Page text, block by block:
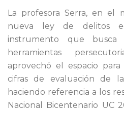
La profesora Serra, en el
nueva ley de delitos
instrumento que
herramientas
aprovechó el espacio
cifras de evaluación de
haciendo referencia a los
Nacional Bicentenario UC